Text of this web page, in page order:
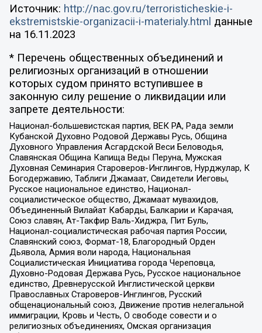
Источник: http://nac.gov.ru/terroristicheskie-i-
ekstremistskie-organizacii-i-materialy.html данные
на 16.11.2023
* Перечень общественных объединений и
религиозных организаций в отношении
которых судом принято вступившее в
законную силу решение о ликвидации или
запрете деятельности:
Национал-большевистская партия, ВЕК РА, Рада земли
Кубанской Духовно Родовой Державы Русь, Община
Духовного Управления Асгардской Веси Беловодья,
Славянская Община Капища Веды Перуна, Мужская
Духовная Семинария Староверов-Инглингов, Нурджулар, К
Богодержавию, Таблиги Джамаат, Свидетели Иеговы,
Русское национальное единство, Национал-
социалистическое общество, Джамаат мувахидов,
Объединенный Вилайат Кабарды, Балкарии и Карачая,
Союз славян, Ат-Такфир Валь-Хиджра, Пит Буль,
Национал-социалистическая рабочая партия России,
Славянский союз, Формат-18, Благородный Орден
Дьявола, Армия воли народа, Национальная
Социалистическая Инициатива города Череповца,
Духовно-Родовая Держава Русь, Русское национальное
единство, Древнерусской Инглистической церкви
Православных Староверов-Инглингов, Русский
общенациональный союз, Движение против нелегальной
иммиграции, Кровь и Честь, О свободе совести и о
религиозных объединениях, Омская организация